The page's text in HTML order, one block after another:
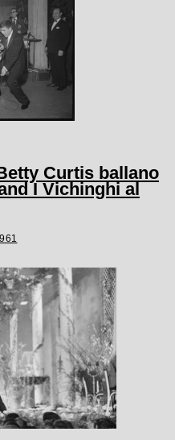
Curtis ballano
I Vichinghi al